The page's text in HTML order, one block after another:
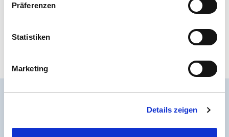
Präferenzen
Statistiken
Marketing
Details zeigen